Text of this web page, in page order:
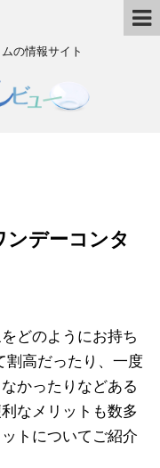
の情報サイト
デーコンタ
どのようにお持ち
割高だったり、一度
かったりなどある
なメリットも数多
トについてご紹介